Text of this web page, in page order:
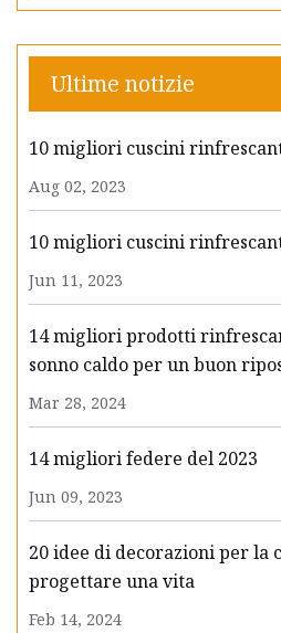
Ultime notizie
10 migliori cuscini
Aug 02, 2023
10 migliori cuscini
Jun 11, 2023
14 migliori prodotti
sonno caldo per un buon
Mar 28, 2024
14 migliori federe del 2023
Jun 09, 2023
20 idee di decorazioni per la
progettare una vita
Feb 14, 2024